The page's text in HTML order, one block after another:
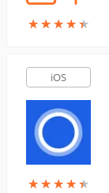
★★★★★
★★★★★
iOS
★★★★★
★★★★★